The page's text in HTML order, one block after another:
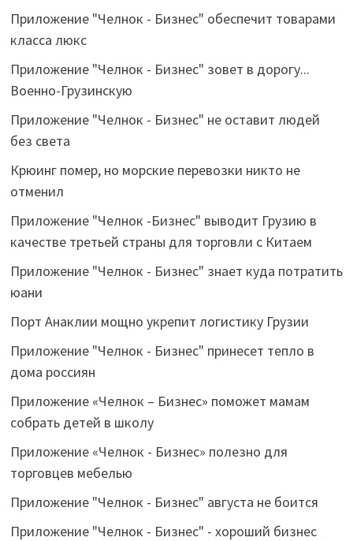
Приложение "Челнок - Бизнес" обеспечит товарами
класса люкс
Приложение "Челнок - Бизнес" зовет в дорогу...
Военно-Грузинскую
Приложение "Челнок - Бизнес" не оставит людей
без света
Крюинг помер, но морские перевозки никто не
отменил
Приложение "Челнок -Бизнес" выводит Грузию в
качестве третьей страны для торговли с Китаем
Приложение "Челнок - Бизнес" знает куда потратить
юани
Порт Анаклии мощно укрепит логистику Грузии
Приложение "Челнок - Бизнес" принесет тепло в
дома россиян
Приложение «Челнок – Бизнес» поможет мамам
собрать детей в школу
Приложение «Челнок - Бизнес» полезно для
торговцев мебелью
Приложение "Челнок - Бизнес" августа не боится
Приложение "Челнок - Бизнес" - хороший бизнес